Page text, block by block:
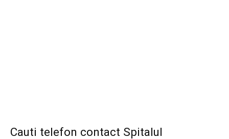
Cauti telefon contact Spitalul